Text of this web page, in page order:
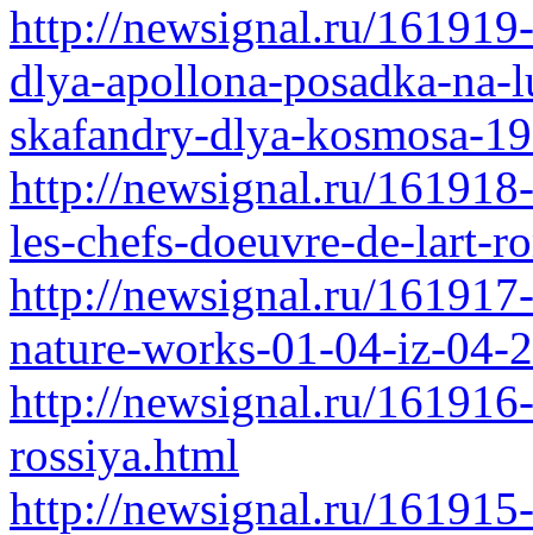
http://newsignal.ru/
dlya-apollona-posadka-
skafandry-dlya-kosmosa-
http://newsignal.ru/
les-chefs-doeuvre-de-lart-
http://newsignal.ru/
nature-works-01-04-iz-04-
http://newsignal.ru/
rossiya.html
http://newsignal.ru/